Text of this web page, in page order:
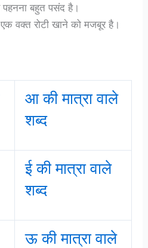
बहुत पसंद है।
वक्त रोटी खाने को मजबूर है।
आ की मात्रा वाले
शब्द
ई की मात्रा वाले
शब्द
ऊ की मात्रा वाले